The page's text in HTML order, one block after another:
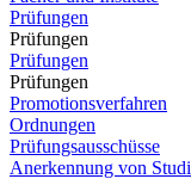
Prüfungen
Prüfungen
Prüfungen
Prüfungen
Promotionsverfahren
Ordnungen
Prüfungsausschüsse
Anerkennung von